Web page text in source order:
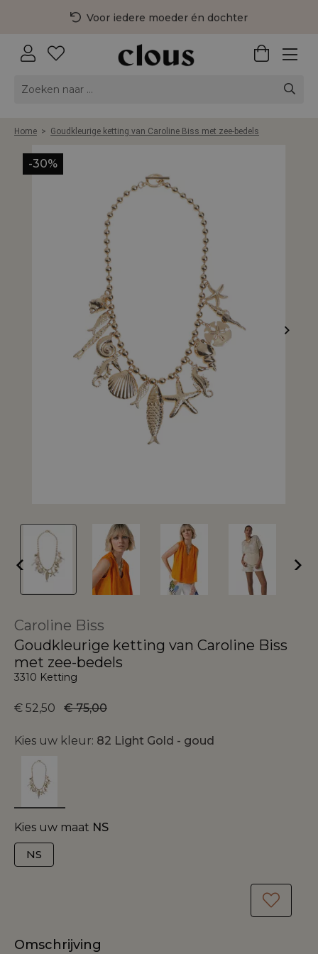
Voor iedere moeder én dochter
3 fysieke winkels in Nederland
Home > Goudkleurige ketting van Caroline Biss met zee-bedels
-30%
Caroline Biss
Goudkleurige ketting van Caroline Biss
met zee-bedels
3310 Ketting
€ 75,00
€ 52,50
Kies uw kleur: 82 Light Gold - goud
Kies uw maat NS
NS
Omschrijving